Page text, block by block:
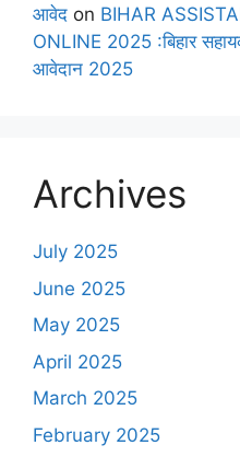
आवेद on BIHAR
ONLINE 2025 :बिहार
आवेदान 2025
Archives
July 2025
June 2025
May 2025
April 2025
March 2025
February 2025